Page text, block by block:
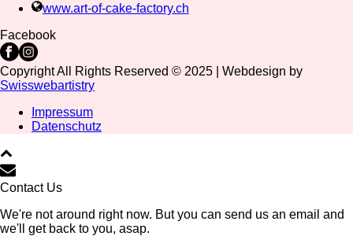
www.art-of-cake-factory.ch
Facebook
Copyright All Rights Reserved © 2025 | Webdesign by
Swisswebartistry
Impressum
Datenschutz
Contact Us
We're not around right now. But you can send us an email and
we'll get back to you, asap.